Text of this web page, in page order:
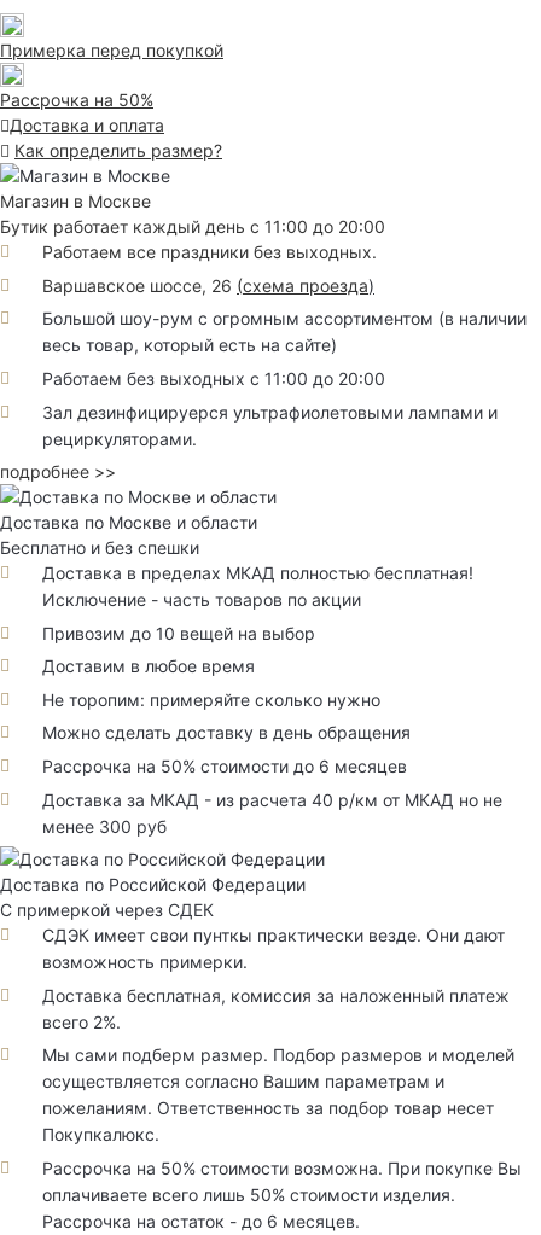
Примерка перед покупкой
Рассрочка на 50%
Доставка и оплата
Как определить размер?
Магазин в Москве
Бутик работает каждый день с 11:00 до 20:00
Работаем все праздники без выходных.
Варшавское шоссе, 26 (схема проезда)
Большой шоу-рум с огромным ассортиментом (в наличии
весь товар, который есть на сайте)
Работаем без выходных с 11:00 до 20:00
Зал дезинфицируерся ультрафиолетовыми лампами и
рециркуляторами.
подробнее >>
Доставка по Москве и области
Бесплатно и без спешки
Доставка в пределах МКАД полностью бесплатная!
Исключение - часть товаров по акции
Привозим до 10 вещей на выбор
Доставим в любое время
Не торопим: примеряйте сколько нужно
Можно сделать доставку в день обращения
Рассрочка на 50% стоимости до 6 месяцев
Доставка за МКАД - из расчета 40 р/км от МКАД но не
менее 300 руб
Доставка по Российской Федерации
С примеркой через СДЕК
СДЭК имеет свои пунткы практически везде. Они дают
возможность примерки.
Доставка бесплатная, комиссия за наложенный платеж
всего 2%.
Мы сами подберм размер. Подбор размеров и моделей
осуществляется согласно Вашим параметрам и
пожеланиям. Ответственность за подбор товар несет
Покупкалюкс.
Рассрочка на 50% стоимости возможна. При покупке Вы
оплачиваете всего лишь 50% стоимости изделия.
Рассрочка на остаток - до 6 месяцев.